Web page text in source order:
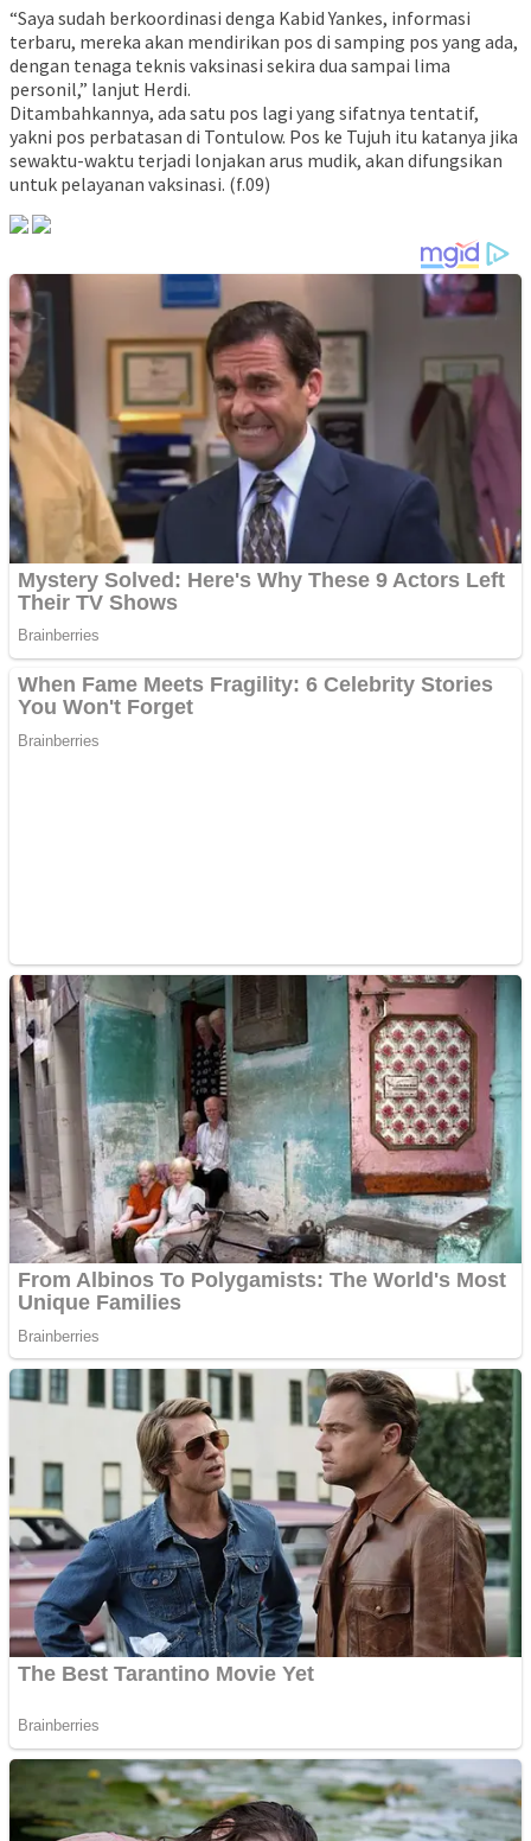
“Saya sudah berkoordinasi denga Kabid Yankes, informasi
terbaru, mereka akan mendirikan pos di samping pos yang ada,
dengan tenaga teknis vaksinasi sekira dua sampai lima
personil,” lanjut Herdi.
Ditambahkannya, ada satu pos lagi yang sifatnya tentatif,
yakni pos perbatasan di Tontulow. Pos ke Tujuh itu katanya jika
sewaktu-waktu terjadi lonjakan arus mudik, akan difungsikan
untuk pelayanan vaksinasi. (f.09)